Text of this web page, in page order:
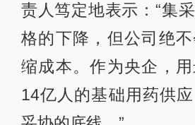
责人笃定地表示：“集
格的下降，但公司绝
缩成本。作为央企，
14亿人的基础用药供